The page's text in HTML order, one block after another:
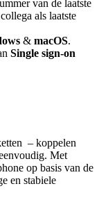
van de laatste
als laatste
& macOS.
Single sign-on
– koppelen
Met
op basis van de
en stabiele